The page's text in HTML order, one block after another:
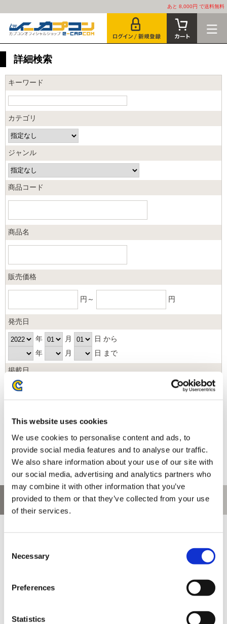
This website uses cookies
We use cookies to personalise content and ads, to
provide social media features and to analyse our traffic.
We also share information about your use of our site with
our social media, advertising and analytics partners who
may combine it with other information that you’ve
provided to them or that they’ve collected from your use
of their services.
Selection
Necessary
Preferences
Statistics
あと 8,000円 で送料無料
詳細検索
キーワード
カテゴリ
ジャンル
商品コード
商品名
販売価格
円～ 円
発売日
年 月
日 から
年
月 日 まで
掲載日
お問い合わせ